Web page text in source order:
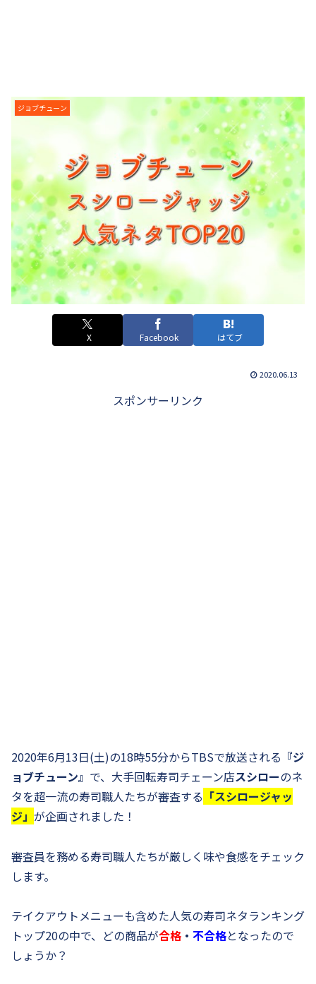
ジョブチューン
X Facebook はてブ
2020.06.13
スポンサーリンク
2020年6月13日(土)の18時55分からTBSで放送される 『ジ
ョブチューン』 で、大手回転寿司チェーン店スシローのネ
タを超一流の寿司職人たちが審査する 「スシロージャッ
ジ」 が企画されました！
審査員を務める寿司職人たちが厳しく味や食感をチェック
します。
テイクアウトメニューも含めた人気の寿司ネタランキング
トップ20の中で、どの商品が合格 ・ 不合格となったので
しょうか？